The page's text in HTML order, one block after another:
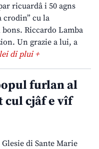
ricuardâ i 50 agns
crodin” cu la
Riccardo Lamba
Un grazie a lui, a
di plui +
furlan al
cul cjâf e vîf
di Sante Marie